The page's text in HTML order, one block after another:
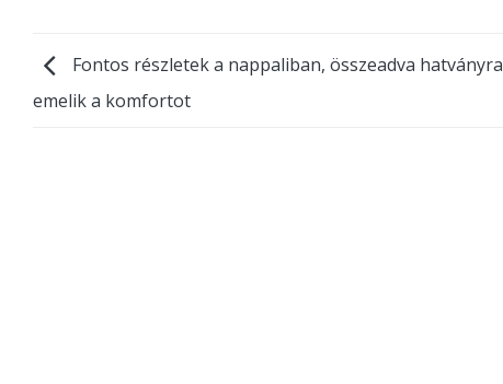
Fontos részletek a nappaliban, összeadva hatványra
emelik a komfortot